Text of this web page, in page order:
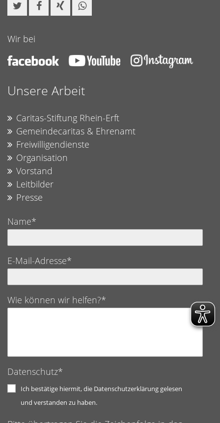
Wir bei
Unsere Arbeit
Caritas-Stiftung Rhein-Erft
Gemeindecaritas & Ehrenamt
Freiwilligendienste
Organisation
Vorstand
Leitbilder
Presse
Name*
E-Mail-Adresse*
Wie können wir helfen?*
Datenschutz*
Ich bestätige hiermit, die Datenschutzerklärung gelesen
und verstanden zu haben.